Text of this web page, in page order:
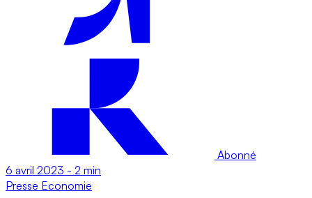
Abonné
6 avril 2023 - 2 min
Presse Economie